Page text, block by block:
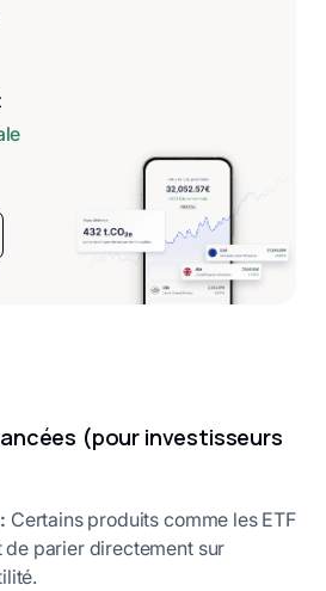
(pour investisseurs
Certains produits comme les ETF
de parier directement sur